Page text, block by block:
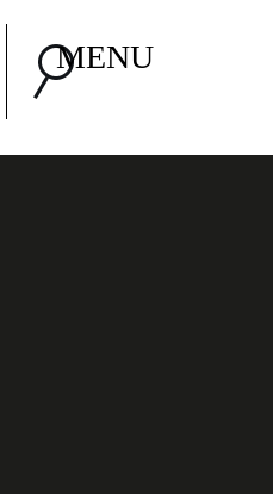
MENU